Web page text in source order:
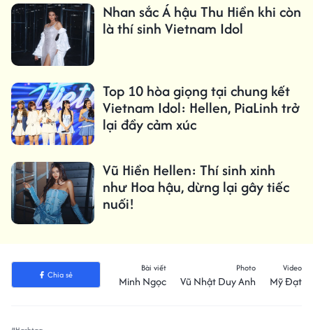
Nhan sắc Á hậu Thu Hiền khi còn
là thí sinh Vietnam Idol
Top 10 hòa giọng tại chung kết
Vietnam Idol: Hellen, PiaLinh trở
lại đầy cảm xúc
Vũ Hiền Hellen: Thí sinh xinh
như Hoa hậu, dừng lại gây tiếc
nuối!
Chia sẻ
Bài viết
Minh Ngọc
Photo
Vũ Nhật Duy Anh
Video
Mỹ Đạt